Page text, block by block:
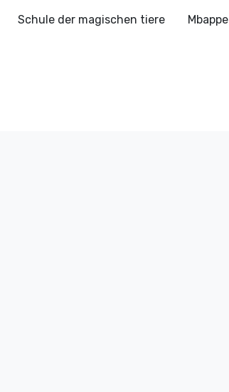
Schule der magischen tiere Mbappe